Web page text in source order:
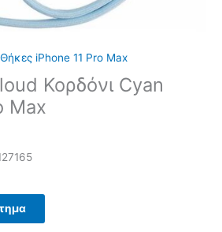
Θήκες iPhone 11 Pro Max
Κορδόνι Cyan
Max